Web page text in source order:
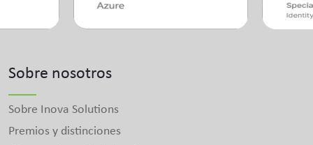
Sobre nosotros
Sobre Inova Solutions
Premios y distinciones